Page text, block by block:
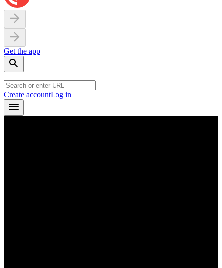
Get the app
Create accountLog in